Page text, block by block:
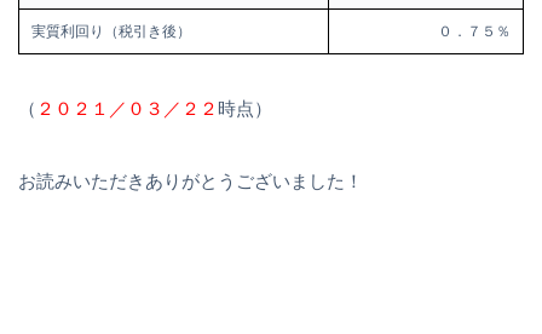
実質利回り（税引き後） ０．７５％
（ ２０２１／０３／２２時点）
お読みいただきありがとうございました！